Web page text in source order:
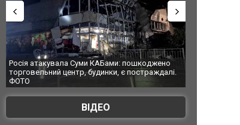
пошкоджено
є постраждалі.
Українські надзвичайники врятували
під час ліквідації масштабної лісової пожежі у
ВІДЕО